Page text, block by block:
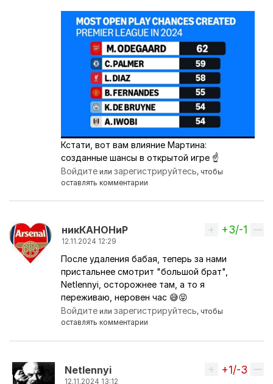
Кстати, вот вам влияние Мартина:
созданные шансы в открытой игре ☝
Войдите илизарегистрируйтесь, чтобы
оставлять комментарии
никКАНОНиР
12.11.2024 12:29
Вверх
+3/-1
После удаления бабая, теперь за нами
пристальнее смотрит "большой брат",
Netlennyi, осторожнее там, а то я
переживаю, неровен час 😅😝
Войдите илизарегистрируйтесь, чтобы
оставлять комментарии
Netlennyi
12.11.2024 13:12
Вверх
+1/-3